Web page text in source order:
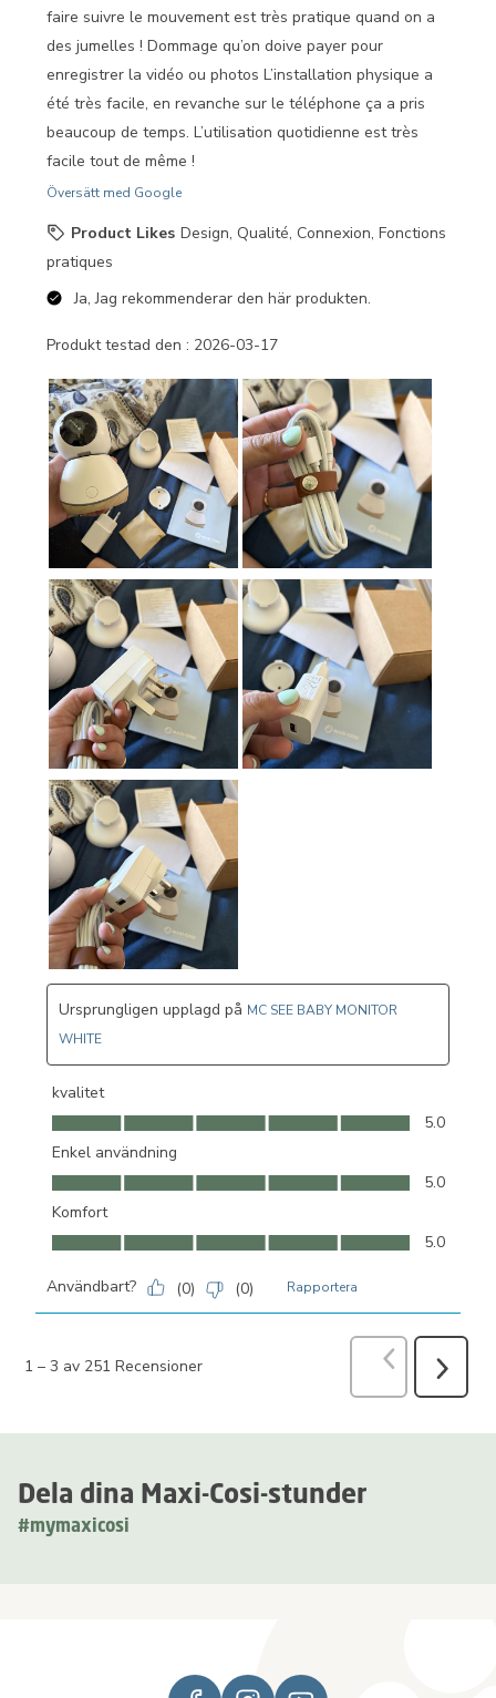
Dela dina Maxi-Cosi-stunder
#mymaxicosi
faire suivre le mouvement est très pratique quand on a
des jumelles ! Dommage qu’on doive payer pour
enregistrer la vidéo ou photos L’installation physique a
été très facile, en revanche sur le téléphone ça a pris
beaucoup de temps. L’utilisation quotidienne est très
facile tout de même !
Översätt med Google
Product Likes Design, Qualité, Connexion, Fonctions
pratiques
Ja, Jag rekommenderar den här produkten.
Produkt testad den : 2026-03-17
Ursprungligen upplagd på MC SEE BABY MONITOR
WHITE
kvalitet
kvalitet, 5.0 av 5
5.0
Enkel användning
Enkel användning, 5.0 av 5
5.0
Komfort
Komfort, 5.0 av 5
5.0
Användbart? (0) (0) Rapportera
1 – 3 av 251 Recensioner Föregående
Nästa